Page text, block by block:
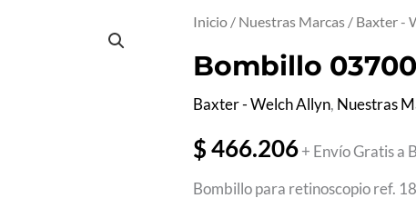
Inicio / Nuestras Marcas / Baxter -
Bombillo
Baxter - Welch Allyn, Nuestras
$ 466.206+ Envío Gratis a
Bombillo para retinoscopio ref.
Bombillo
U
cantidad